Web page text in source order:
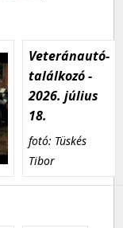
Veteránautó-
találkozó -
2026. július
18.
fotó: Tüskés
Tibor